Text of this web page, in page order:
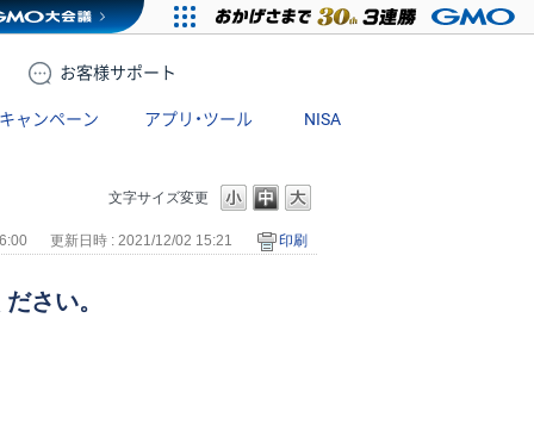
お客様サポート
キャンペーン アプリ・ツール NISA
文字サイズ変更
更新日時 : 2021/12/02 15:21 印刷
さい。